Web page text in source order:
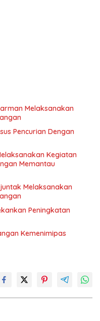
Melaksanakan
Pencurian Dengan
Kegiatan
Memantau
Melaksanakan
Peningkatan
Kemenimipas